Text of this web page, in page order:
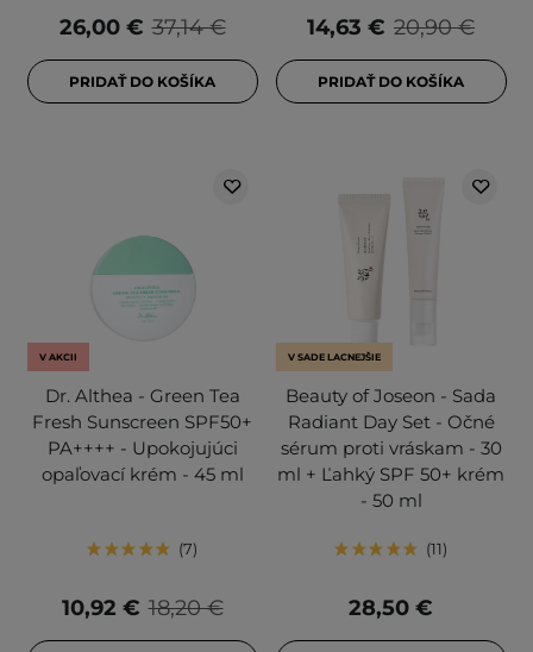
37,14 €
26,00 €
PRIDAŤ DO KOŠÍKA
20,90 €
14,63 €
PRIDAŤ DO KOŠÍKA
V AKCII
Dr. Althea - Green Tea
Fresh Sunscreen SPF50+
PA++++ - Upokojujúci
opaľovací krém - 45 ml
7
18,20 €
10,92 €
V SADE LACNEJŠIE
Beauty of Joseon - Sada
Radiant Day Set - Očné
sérum proti vráskam - 30
ml + Ľahký SPF 50+ krém
- 50 ml
11
28,50 €